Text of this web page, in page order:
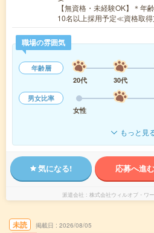
【無資格・未経験OK】＊年
10名以上採用予定≪資格取
職場の雰囲気
年齢層
20代
30代
男女比率
女性
もっと見
気になる! 応募へ進む
派遣会社 株式会社ウィルオブ・ワ
未読 掲載日 2026/08/05